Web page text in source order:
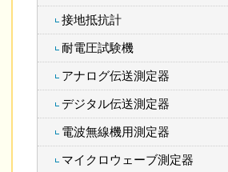
接地抵抗計
耐電圧試験機
アナログ伝送測定器
デジタル伝送測定器
電波無線機用測定器
マイクロウェーブ測定器